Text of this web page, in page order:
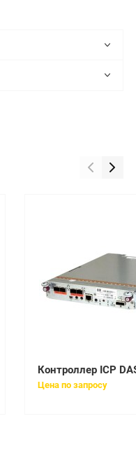
Цена по запросу